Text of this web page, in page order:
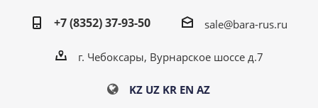
+7 (8352) 37-93-50
sale@bara-rus.ru
г. Чебоксары, Вурнарское шоссе д.7
KZ UZ KR EN AZ